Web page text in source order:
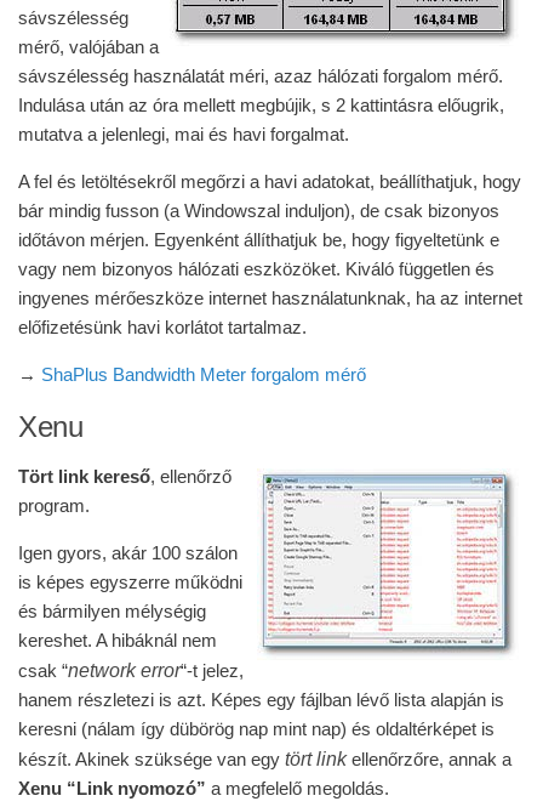
sávszélesség
mérő, valójában a
sávszélesség használatát méri, azaz hálózati forgalom mérő.
Indulása után az óra mellett megbújik, s 2 kattintásra előugrik,
mutatva a jelenlegi, mai és havi forgalmat.
A fel és letöltésekről megőrzi a havi adatokat, beállíthatjuk, hogy
bár mindig fusson (a Windowszal induljon), de csak bizonyos
időtávon mérjen. Egyenként állíthatjuk be, hogy figyeltetünk e
vagy nem bizonyos hálózati eszközöket. Kiváló független és
ingyenes mérőeszköze internet használatunknak, ha az internet
előfizetésünk havi korlátot tartalmaz.
→ ShaPlus Bandwidth Meter forgalom mérő
Xenu
Tört link kereső, ellenőrző
program.
Igen gyors, akár 100 szálon
is képes egyszerre működni
és bármilyen mélységig
kereshet. A hibáknál nem
csak “network error“-t jelez,
hanem részletezi is azt. Képes egy fájlban lévő lista alapján is
keresni (nálam így dübörög nap mint nap) és oldaltérképet is
készít. Akinek szüksége van egy tört linkellenőrzőre, annak a
Xenu “Link nyomozó” a megfelelő megoldás.